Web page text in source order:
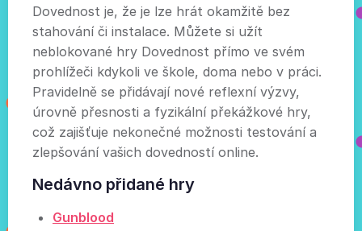
Dovednost je, že je lze hrát okamžitě bez
stahování či instalace. Můžete si užít
neblokované hry Dovednost přímo ve svém
prohlížeči kdykoli ve škole, doma nebo v práci.
Pravidelně se přidávají nové reflexní výzvy,
úrovně přesnosti a fyzikální překážkové hry,
což zajišťuje nekonečné možnosti testování a
zlepšování vašich dovedností online.
Nedávno přidané hry
Gunblood